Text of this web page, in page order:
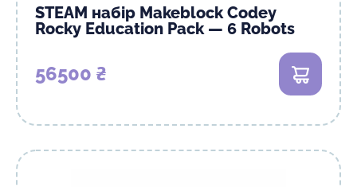
STEAM набір Makeblock Codey
Rocky Education Pack — 6 Robots
56500 ₴